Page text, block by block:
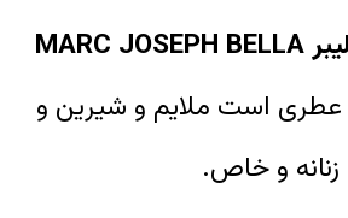
عطر بلا ویستا لیبر MARC JOSEPH BELLA
عطری است ملایم و شیرین و
زنانه و خاص.